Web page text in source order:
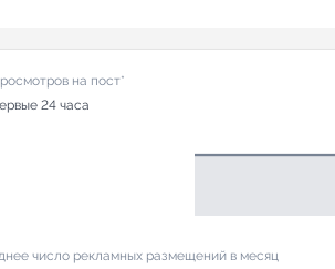
на пост*
24 часа
число рекламных размещений в месяц